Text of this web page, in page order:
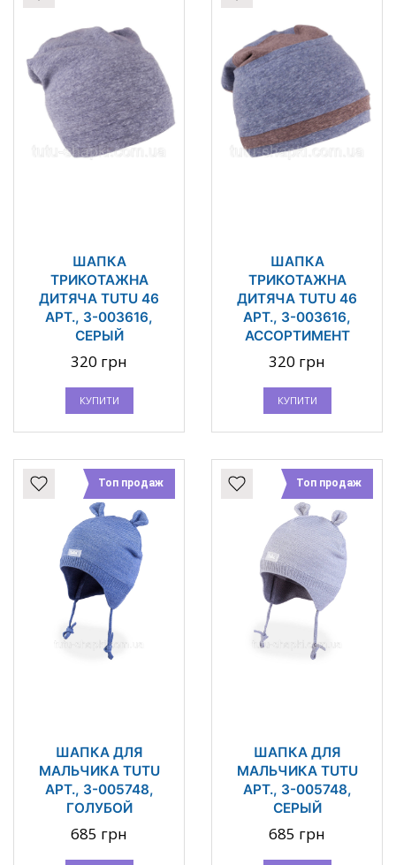
ШАПКА
ТРИКОТАЖНА
ДИТЯЧА TUTU 46
АРТ., 3-003616,
СЕРЫЙ
320 грн
КУПИТИ
ШАПКА
ТРИКОТАЖНА
ДИТЯЧА TUTU 46
АРТ., 3-003616,
АССОРТИМЕНТ
320 грн
КУПИТИ
Топ продаж
ШАПКА ДЛЯ
МАЛЬЧИКА TUTU
АРТ., 3-005748,
ГОЛУБОЙ
685 грн
Топ продаж
ШАПКА ДЛЯ
МАЛЬЧИКА TUTU
АРТ., 3-005748,
СЕРЫЙ
685 грн